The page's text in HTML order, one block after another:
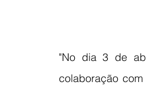
"No dia 3 de
colaboração